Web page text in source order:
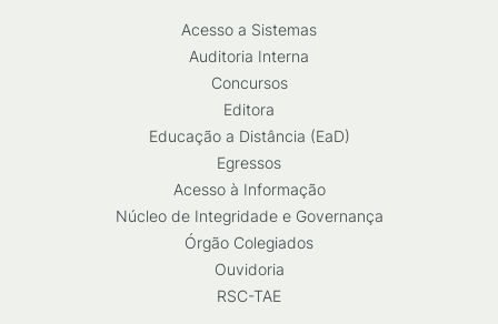
Acesso a Sistemas
Auditoria Interna
Concursos
Editora
Educação a Distância (EaD)
Egressos
Acesso à Informação
Núcleo de Integridade e Governança
Órgão Colegiados
Ouvidoria
RSC-TAE